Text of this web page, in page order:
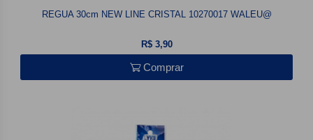
REGUA 30cm NEW LINE CRISTAL 10270017 WALEU@
R$ 3,90
Comprar